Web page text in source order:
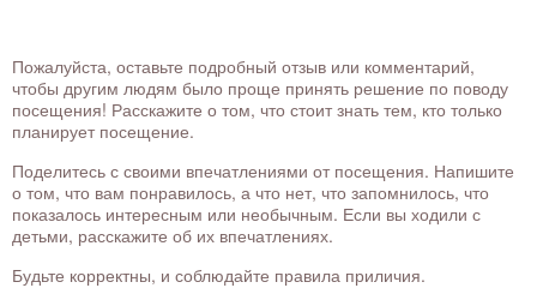
Пожалуйста, оставьте подробный отзыв или комментарий,
чтобы другим людям было проще принять решение по поводу
посещения! Расскажите о том, что стоит знать тем, кто только
планирует посещение.
Поделитесь с своими впечатлениями от посещения. Напишите
о том, что вам понравилось, а что нет, что запомнилось, что
показалось интересным или необычным. Если вы ходили с
детьми, расскажите об их впечатлениях.
Будьте корректны, и соблюдайте правила приличия.